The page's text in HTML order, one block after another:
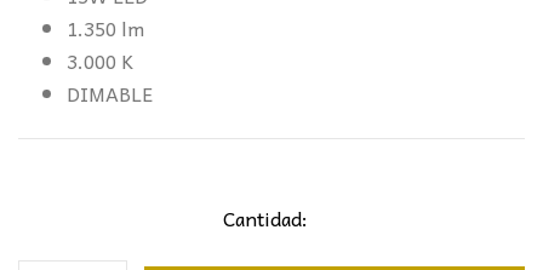
1.350 lm
3.000 K
DIMABLE
Cantidad: